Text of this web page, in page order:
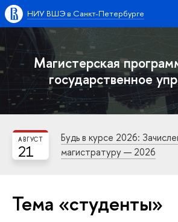
НИУ ВШЭ в Санкт-Петербурге
Магистерская
государственное
21
АВГУСТ
Будь в курсе 2026:
магистратуру — 2026
Тема «студенты»